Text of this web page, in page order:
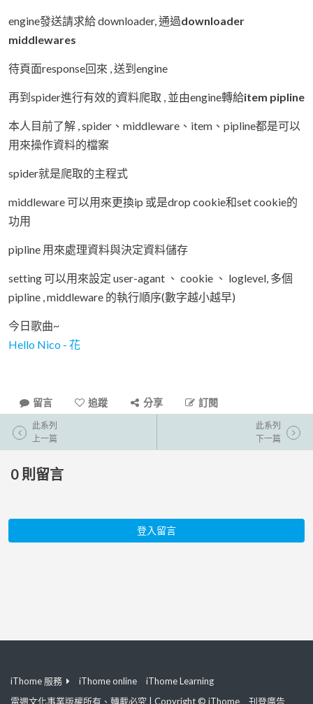
engine發送請求給 downloader, 通過downloader
middlewares
待頁面response回來 , 送到engine
再到spider進行有效的資料爬取 , 並由engine轉給item pipline
本人目前了解 , spider、middleware、item、pipline都是可以
用來操作資料的檔案
spider就是爬取的主程式
middleware 可以用來更換ip 或是drop cookie和set cookie的
功用
pipline 用來處理資料與決定資料儲存
setting 可以用來設定 user-agant 、 cookie 、 loglevel, 多個
pipline , middleware 的執行順序(數字越小越早)
今日歌曲~
Hello Nico - 花
留言 追蹤 分享 訂閱
此系列
上一篇
此系列
下一篇
0 則留言
登入留言
iThome 服務 iThome online
iThome Learning
電週文化事業版權所有、轉載必究 | Copyright © iThome
刊登廣告